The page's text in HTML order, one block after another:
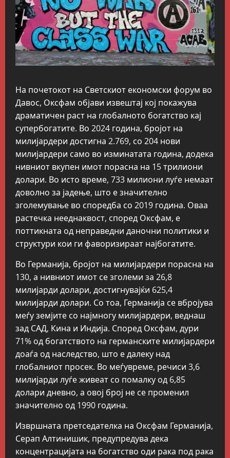
На почетокот на Светскиот економски форум во
Давос, Оксфам објави извештај кој покажува
драматичен раст на глобалното богатство кај
супербогатите. Во 2024 година, бројот на
милијардери достигна 2.769, со 204 нови
милијардери само во изминатата година, додека
нивниот вкупен имот порасна на 15 трилиони
долари. Во исто време, 733 милиони луѓе немаат
доволно за јадење, што е значително
зголемување во споредба со 2019 година. Оваа
растечка нееднаквост, според Оксфам, е
поттикната од неправедни даночни политики и
структури кои ги фаворизираат најбогатите.
Во Германија, бројот на милијардери порасна на
130, а нивниот имот се зголеми за 26,8
милијарди долари, достигнувајќи 625,4
милијарди долари. Со тоа, Германија се вбројува
меѓу земјите со најмногу милијардери, веднаш
зад САД, Кина и Индија. Според Оксфам, дури
71% од богатството на германските милијардери
доаѓа од наследство, што е далеку над
глобалниот просек. Во меѓувреме, речиси 3,6
милијарди луѓе живеат со помалку од 6,85
долари дневно, а овој број не се променил
значително од 1990 година.
Извршната претседателка на Оксфам Германија,
Серап Алтинишик, предупредува дека
концентрацијата на богатство оди рака под рака